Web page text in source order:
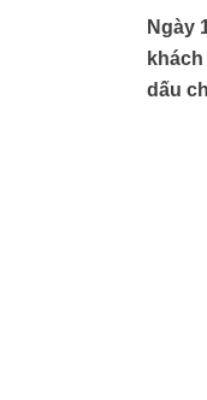
Ngày
dấu